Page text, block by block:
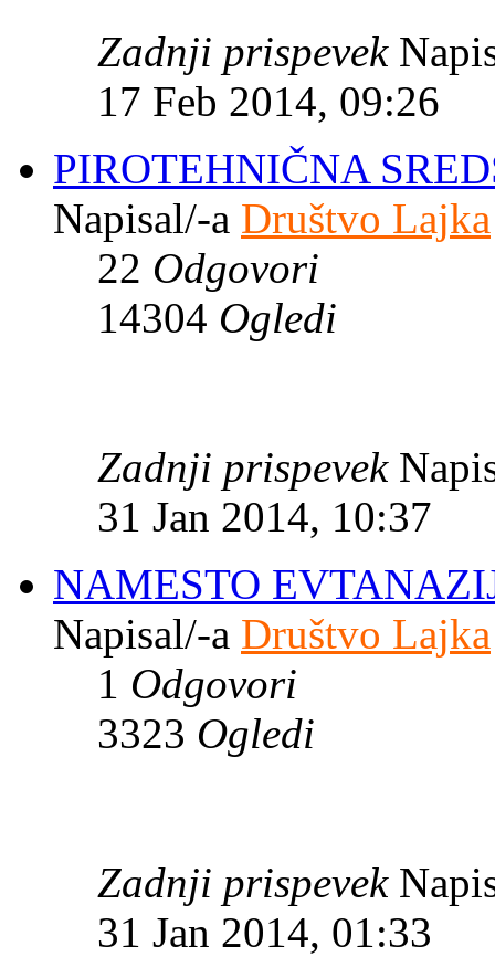
Zadnji prispevek
17 Feb 2014, 09:26
PIROTEHNIČNA
Napisal/-a Društvo Lajka
22 Odgovori
14304 Ogledi
Zadnji prispevek
31 Jan 2014, 10:37
NAMESTO
Napisal/-a Društvo Lajka
1 Odgovori
3323 Ogledi
Zadnji prispevek
31 Jan 2014, 01:33